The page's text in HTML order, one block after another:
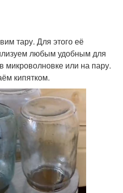
тару. Для этого её
любым удобным для
микроволновке или на пару.
кипятком.